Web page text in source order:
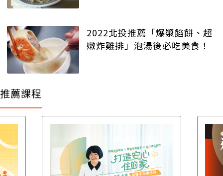
2022北投推薦「爆漿餡餅、超
嫩炸雞排」泡湯後必吃美食！
推薦課程